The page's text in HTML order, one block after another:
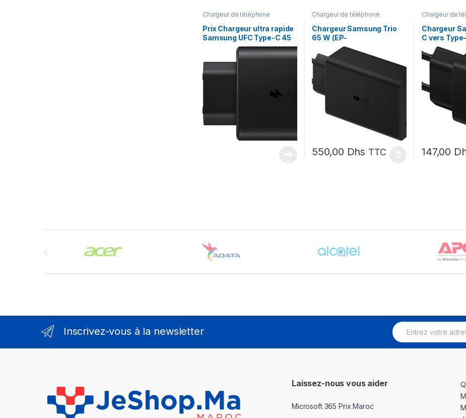
Chargeur de téléphone
Prix Chargeur ultra rapide
Samsung UFC Type-C 45
W (EP-TA845XBEGWW) –
Chargeur de téléphone
Chargeur Samsung Trio
65 W (EP-
T6530NBEGWW)
550,00 Dhs TTC
Chargeur de
Chargeur
C vers
147,00
Inscrivez-vous à la newsletter
E
m
Laissez-nous vous aider
Microsoft 365 Prix Maroc